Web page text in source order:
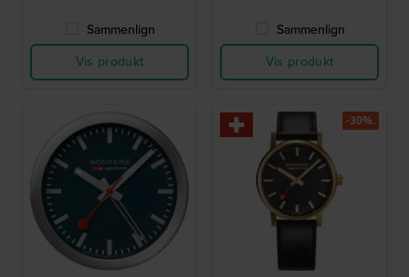
Sammenlign
Vis produkt
Sammenlign
Vis produkt
-30%.